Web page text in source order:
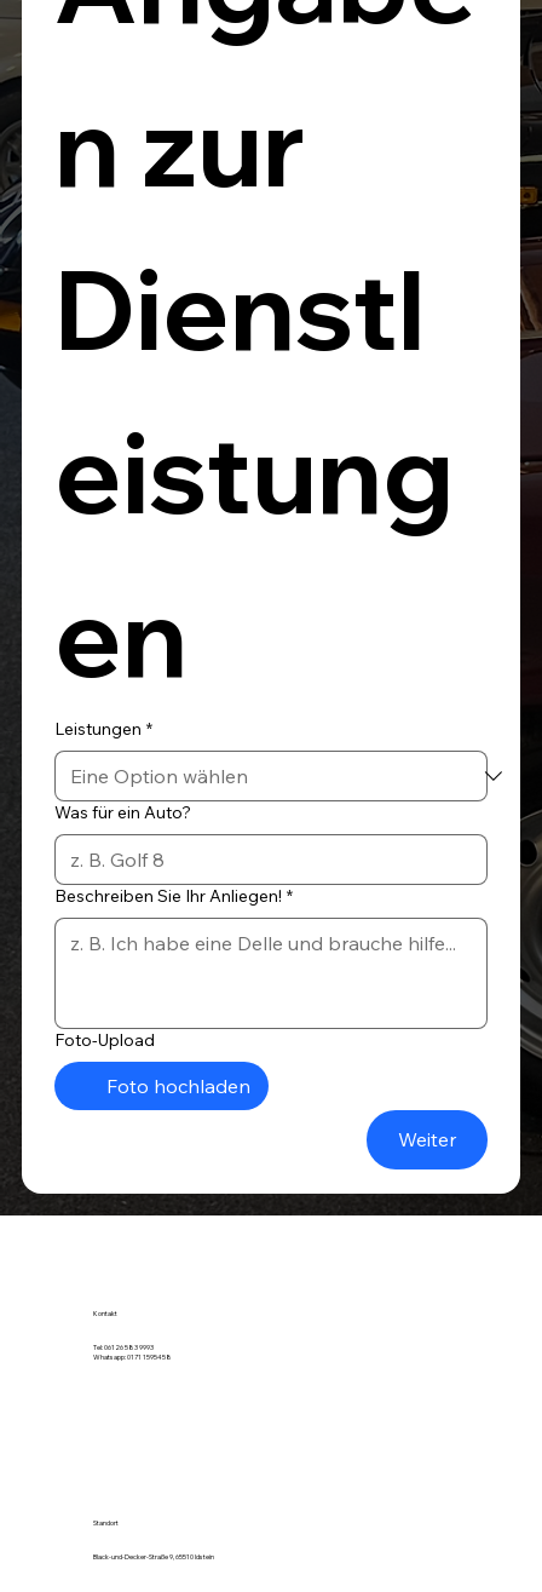
n zur
Dienstl
eistung
en
Leistungen *
Was für ein Auto?
Beschreiben Sie Ihr Anliegen! *
Foto-Upload
Foto hochladen
Weiter
Kontakt
Tel: 06126 583 9993
Whatsapp: 0171 1595458
Standort
Black-und-Decker-Straße 9, 65510 Idstein